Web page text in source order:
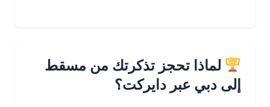
لماذا تحجز تذكرتك من مسقط
إلى دبي عبر دايركت؟